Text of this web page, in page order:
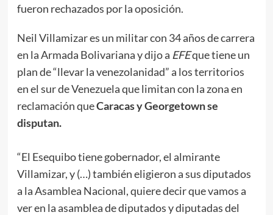
fueron rechazados por la oposición.
Neil Villamizar es un militar con 34 años de carrera
en la Armada Bolivariana y dijo a EFEque tiene un
plan de “llevar la venezolanidad” a los territorios
en el sur de Venezuela que limitan con la zona en
reclamación queCaracas y Georgetown se
disputan.
“El Esequibo tiene gobernador, el almirante
Villamizar, y (…) también eligieron a sus diputados
a la Asamblea Nacional, quiere decir que vamos a
ver en la asamblea de diputados y diputadas del